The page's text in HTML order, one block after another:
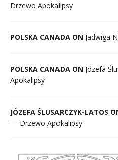
Drzewo Apokalipsy
POLSKA CANADA ON Jadwiga
POLSKA CANADA ON Józefa
Apokalipsy
JÓZEFA ŚLUSARCZYK-LATOS
— Drzewo Apokalipsy